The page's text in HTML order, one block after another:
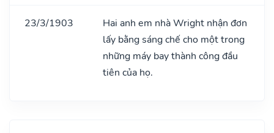
23/3/1903
Hai anh em nhà Wright nhận đơn
lấy bằng sáng chế cho một trong
những máy bay thành công đầu
tiên của họ.